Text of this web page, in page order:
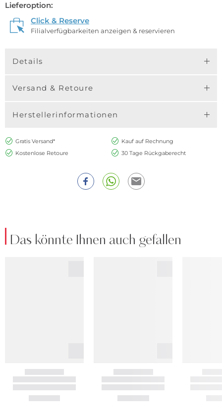
Lieferoption:
Click & Reserve
Filialverfügbarkeiten anzeigen & reservieren
Details
Versand & Retoure
Herstellerinformationen
Gratis Versand*
Kauf auf Rechnung
Kostenlose Retoure
30 Tage Rückgaberecht
Das könnte Ihnen auch gefallen